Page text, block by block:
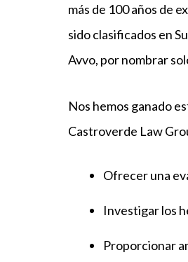
más de 100 años de
sido clasificados en
Avvo, por nombrar
Nos hemos ganado
Castroverde Law
Ofrecer una
Investigar los
Proporcionar